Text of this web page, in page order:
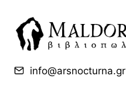
info@arsnocturna.gr